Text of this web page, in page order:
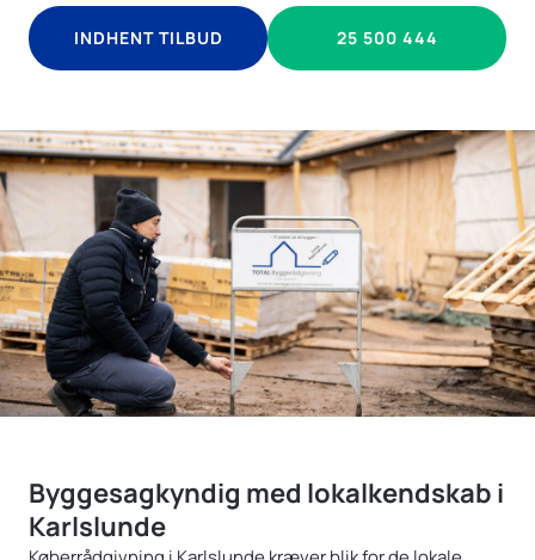
INDHENT TILBUD 25 500 444
Byggesagkyndig med lokalkendskab i
Karlslunde